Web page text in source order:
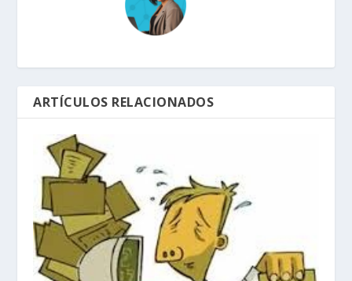
ARTÍCULOS RELACIONADOS